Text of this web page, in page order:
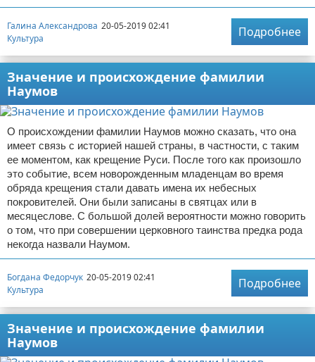
Галина Александрова 20-05-2019 02:41
Культура
Подробнее
Значение и происхождение фамилии
Наумов
О происхождении фамилии Наумов можно сказать, что она
имеет связь с историей нашей страны, в частности, с таким
ее моментом, как крещение Руси. После того как произошло
это событие, всем новорожденным младенцам во время
обряда крещения стали давать имена их небесных
покровителей. Они были записаны в святцах или в
месяцеслове. С большой долей вероятности можно говорить
о том, что при совершении церковного таинства предка рода
некогда назвали Наумом.
Богдана Федорчук 20-05-2019 02:41
Культура
Подробнее
Значение и происхождение фамилии
Наумов